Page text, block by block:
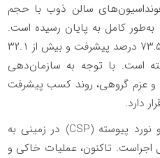
سالن ذوب با حجم
مترمکعب به‌طور کامل به پایان رسیده است.
همچنین، عملیات آرماتوربندی با ۷۳.۵ درصد پیشرفت و بیش از ۳۲.۱
است. با توجه به سازمان‌دهی
عزم گروهی، روند کسب پیشرفت
دارد.
پروژه احداث کارخانه فولادسازی و نورد پیوسته (CSP) در زمینی به
در حال اجراست. تاکنون، عملیات خاکی و